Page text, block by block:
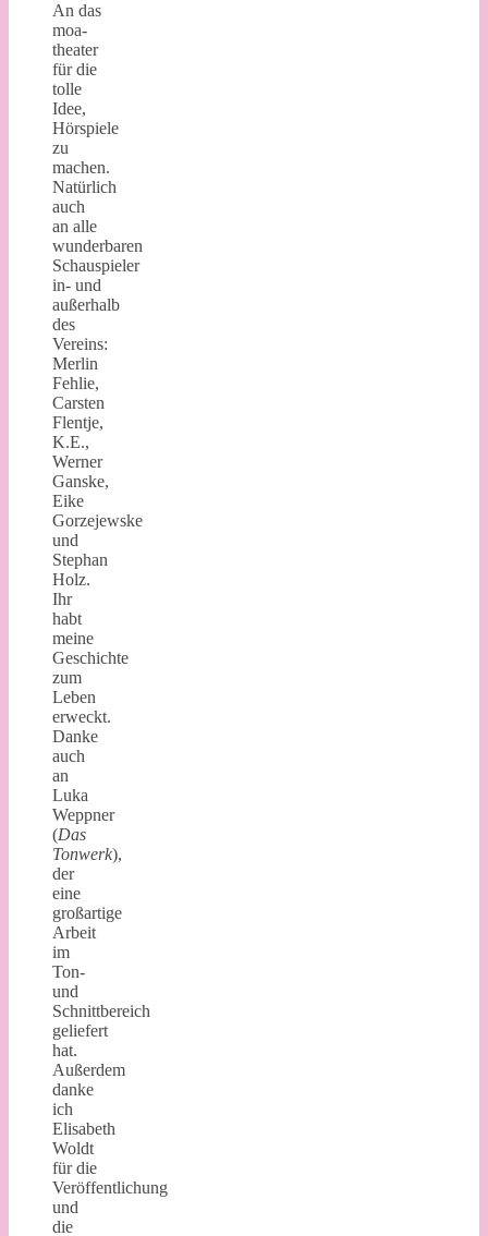
An das
moa-
theater
für die
tolle
Idee,
Hörspiele
zu
machen.
Natürlich
auch
an alle
wunderbaren
Schauspieler
in- und
außerhalb
des
Vereins:
Merlin
Fehlie,
Carsten
Flentje,
K.E.,
Werner
Ganske,
Eike
Gorzejewske
und
Stephan
Holz.
Ihr
habt
meine
Geschichte
zum
Leben
erweckt.
Danke
auch
an
Luka
Weppner
(Das
Tonwerk),
der
eine
großartige
Arbeit
im
Ton-
und
Schnittbereich
geliefert
hat.
Außerdem
danke
ich
Elisabeth
Woldt
für die
Veröffentlichung
und
die